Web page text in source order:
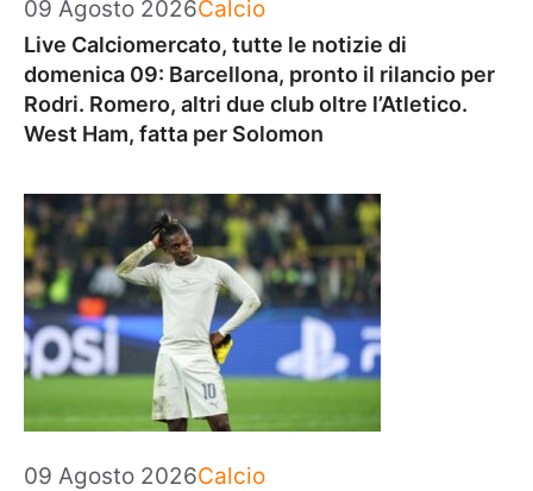
09 Agosto 2026Calcio
Live Calciomercato, tutte le notizie di
domenica 09: Barcellona, pronto il rilancio per
Rodri. Romero, altri due club oltre l’Atletico.
West Ham, fatta per Solomon
09 Agosto 2026Categorie
Calcio